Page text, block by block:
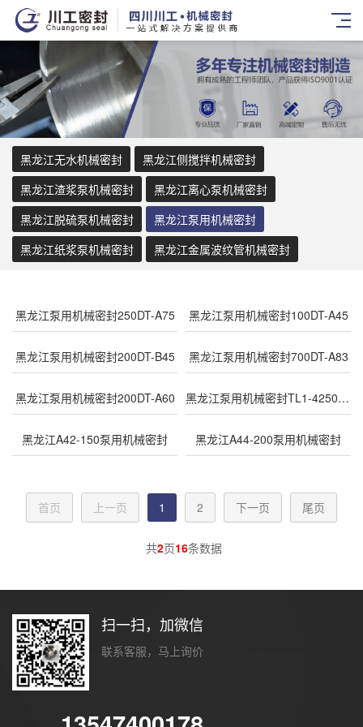
黑龙江无水机械密封
黑龙江侧搅拌机械密封
黑龙江渣浆泵机械密封
黑龙江离心泵机械密封
黑龙江脱硫泵机械密封
黑龙江泵用机械密封
黑龙江纸浆泵机械密封
黑龙江金属波纹管机械密封
黑龙江泵用机械密封250DT-A75 黑龙江泵用机械密封100DT-A45
黑龙江泵用机械密封200DT-B45 黑龙江泵用机械密封700DT-A83
黑龙江泵用机械密封200DT-A60 黑龙江泵用机械密封TL1-4250(8B1D)
黑龙江A42-150泵用机械密封 黑龙江A44-200泵用机械密封
首页 上一页 1 2 下一页 尾页
共2页16条数据
扫一扫，加微信
联系客服，马上询价